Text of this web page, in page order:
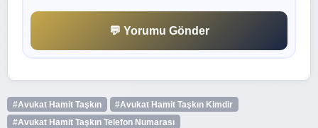
💬 Yorumu Gönder
#Avukat Hamit Taşkın
#Avukat Hamit Taşkın Kimdir
#Avukat Hamit Taşkın Telefon Numarası